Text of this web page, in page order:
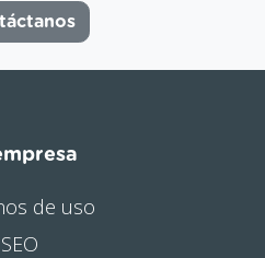
de uso
SEO